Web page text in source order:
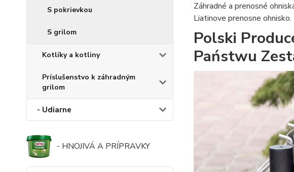
S pokrievkou
S grilom
Kotlíky a kotliny
Príslušenstvo k záhradným
grilom
- Udiarne
- HNOJIVÁ A PRÍPRAVKY
Záhradné a prenosné
Liatinove prenosne
Polski
Państwu